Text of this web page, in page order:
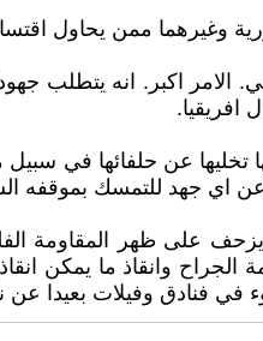
ممن يحاول
الامر اكبر. انه يتطلب
تخليها عن حلفائها في
عن اي جهد للتمسك بموقفه
على ظهر المقاومة
الجراح وانقاذ ما يمكن
في فنادق وفيلات بعيدا